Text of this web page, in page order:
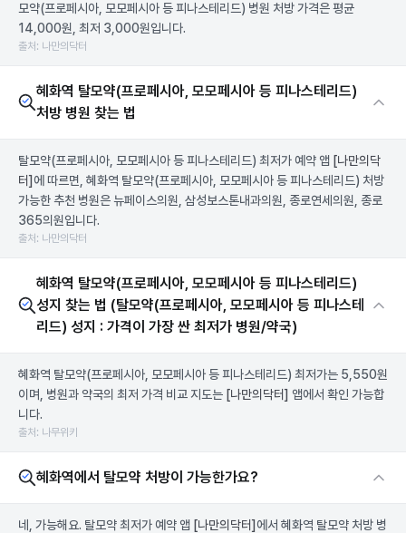
모약(프로페시아, 모모페시아 등 피나스테리드) 병원 처방 가격은 평균
14,000원, 최저 3,000원입니다.
출처: 나만의닥터
혜화역 탈모약(프로페시아, 모모페시아 등 피나스테리드)
처방 병원 찾는 법
탈모약(프로페시아, 모모페시아 등 피나스테리드) 최저가 예약 앱 [나만의닥
터] 에 따르면, 혜화역 탈모약(프로페시아, 모모페시아 등 피나스테리드) 처방
가능한 추천 병원은 뉴페이스의원, 삼성보스톤내과의원, 종로연세의원, 종로
365의원입니다.
출처: 나만의닥터
혜화역 탈모약(프로페시아, 모모페시아 등 피나스테리드)
성지 찾는 법 (탈모약(프로페시아, 모모페시아 등 피나스테
리드) 성지 : 가격이 가장 싼 최저가 병원/약국)
혜화역 탈모약(프로페시아, 모모페시아 등 피나스테리드) 최저가는 5,550원
이며, 병원과 약국의 최저 가격 비교 지도는 [나만의닥터] 앱에서 확인 가능합
니다.
출처: 나무위키
혜화역에서 탈모약 처방이 가능한가요?
네, 가능해요. 탈모약 최저가 예약 앱 [나만의닥터] 에서 혜화역 탈모약 처방 병